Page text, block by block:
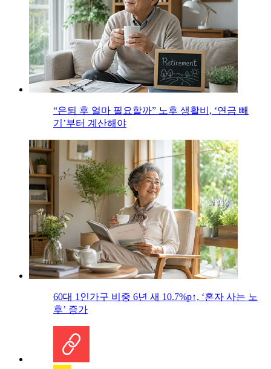
“은퇴 후 얼마 필요할까” 노후 생활비, ‘연금 빼
기’부터 계산해야
60대 1인가구 비중 6년 새 10.7%p↑, ‘혼자 사는 노
후’ 증가